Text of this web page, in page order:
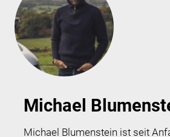
Michael
Michael Blumenstein ist seit